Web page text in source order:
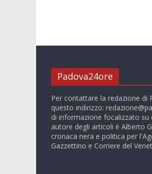
Padova24ore
Per contattare la redazione di
questo indirizzo:
di informazione focalizzato su
autore degli articoli è Alberto
cronaca nera e politica per
Gazzettino e Corriere del